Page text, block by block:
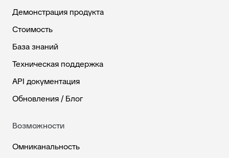
Демонстрация продукта
Стоимость
База знаний
Техническая поддержка
API документация
Обновления / Блог
Возможности
Омниканальность